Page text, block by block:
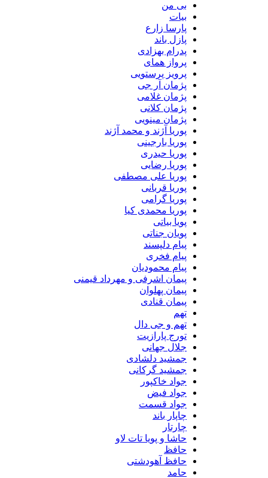
پارسا زارع
پازل باند
پدرام بهزادی
پرواز همای
پرویز پرستویی
پژمان آر جی
پژمان غلامی
پژمان کلانی
پژمان مینویی
پوریا آژند و محمد آژند
پوریا بارجینی
پوریا حیدری
پوریا رضایی
پوریا علی مصطفی
پوریا قربانی
پوریا گرامی
پوریا محمدی کیا
پویا بیاتی
پویان جناتی
پیام دلپسند
پیام فخری
پیام محمودیان
پیمان اشرفی و مهرداد قیمنی
پیمان پهلوان
پیمان قنادی
تهم و جی دال
تورج پارازیت
جلال جهانی
جمشید دلشادی
جمشید گرکانی
جواد خاکپور
جواد فیض
جواد قسمت
چاپار باند
حاشا و پویا تات لاو
حافظ آهودشتی